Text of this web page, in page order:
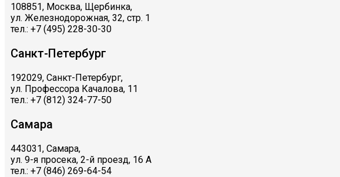
108851, Москва, Щербинка,
ул. Железнодорожная, 32, стр. 1
тел.: +7 (495) 228-30-30
Санкт-Петербург
192029, Санкт-Петербург,
ул. Профессора Качалова, 11
тел.: +7 (812) 324-77-50
Самара
443031, Самара,
ул. 9-я просека, 2-й проезд, 16 А
тел.: +7 (846) 269-64-54